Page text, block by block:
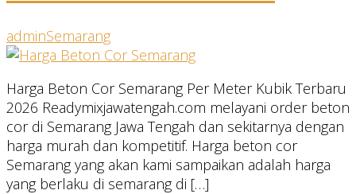
adminSemarang
Harga Beton Cor Semarang Per Meter Kubik Terbaru
2026 Readymixjawatengah.com melayani order beton
cor di Semarang Jawa Tengah dan sekitarnya dengan
harga murah dan kompetitif. Harga beton cor
Semarang yang akan kami sampaikan adalah harga
yang berlaku di semarang di […]